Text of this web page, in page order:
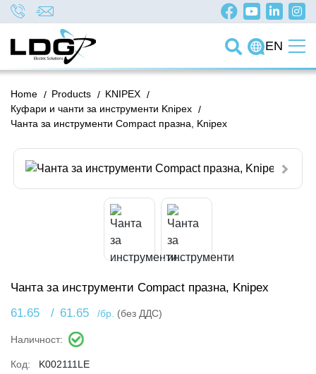
EN
/
Home /
Products /
KNIPEX
/
Куфари и чанти за инструменти Knipex
Чанта за инструменти Compact празна, Knipex
Чанта за инструменти Compact празна, Knipex
61.65
/
61.65 /бр. (без ДДС)
Наличност:
Код:
K002111LE